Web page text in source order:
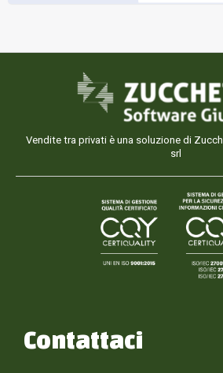
Vendite tra privati è una soluzione di
srl
Contattaci